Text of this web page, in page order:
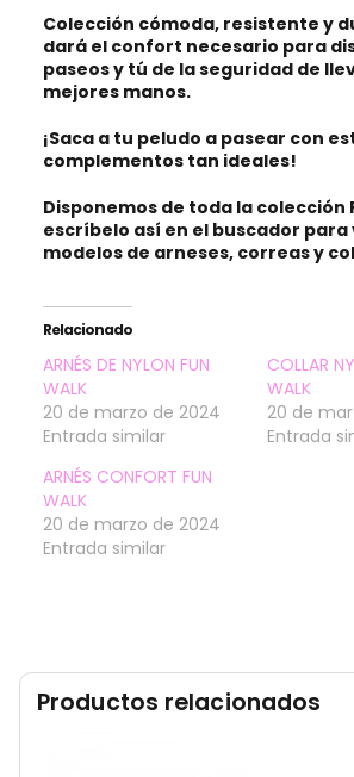
Productos relacionados
Colección cómoda, resistente y
dará el confort necesario para
paseos y tú de la seguridad de
mejores manos.
¡Saca a tu peludo a pasear con
complementos tan ideales!
Disponemos de toda la colección
escríbelo así en el buscador para
modelos de arneses, correas y
Relacionado
ARNÉS DE NYLON FUN
WALK
20 de marzo de 2024
Entrada similar
COLLAR
WALK
20 de
Entrada
ARNÉS CONFORT FUN
WALK
20 de marzo de 2024
Entrada similar